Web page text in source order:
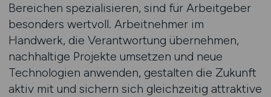
Bereichen spezialisieren, sind für Arbeitgeber
besonders wertvoll. Arbeitnehmer im
Handwerk, die Verantwortung übernehmen,
nachhaltige Projekte umsetzen und neue
Technologien anwenden, gestalten die Zukunft
aktiv mit und sichern sich gleichzeitig attraktive